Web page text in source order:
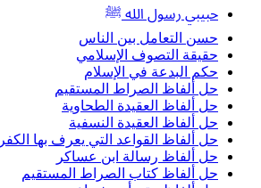
حبيبي رسول الله ﷺ
حسن التعامل بين الناس
حقيقة التصوف الإسلامي
حكم البدعة في الإسلام
حل ألفاظ الصراط المستقيم
حل ألفاظ العقيدة الطحاوية
حل ألفاظ العقيدة النسفية
حل ألفاظ القواعد التي يعرف بها الكفر
حل ألفاظ رسالة ابن عساكر
حل ألفاظ كتاب الصراط المستقيم